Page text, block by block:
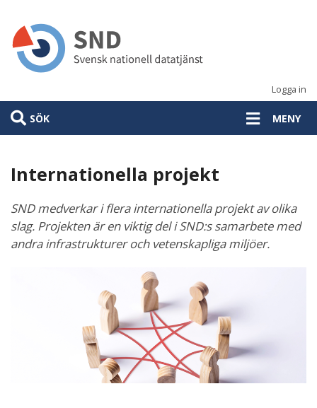
huvudinnehåll
Logga in
SÖK MENY
Internationella projekt
SND medverkar i flera internationella projekt av olika
slag. Projekten är en viktig del i SND:s samarbete med
andra infrastrukturer och vetenskapliga miljöer.